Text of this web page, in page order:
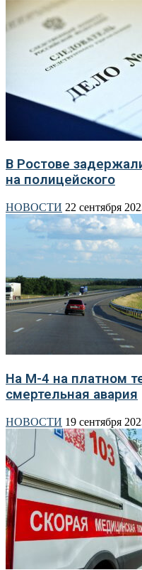
В Ростове
на полицейского
НОВОСТИ 22 сентября
На М-4 на платном
смертельная авария
НОВОСТИ 19 сентября